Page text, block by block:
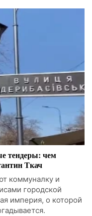
тендеры: чем
Ткач
коммуналку и
городской
империя, о которой